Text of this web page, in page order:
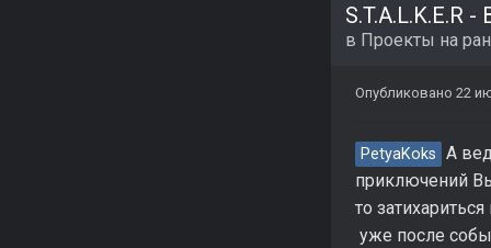
S.T.A.L.K.E.R
в Проекты на
Опубликовано 22
PetyaKoks А
приключений
то
уже после